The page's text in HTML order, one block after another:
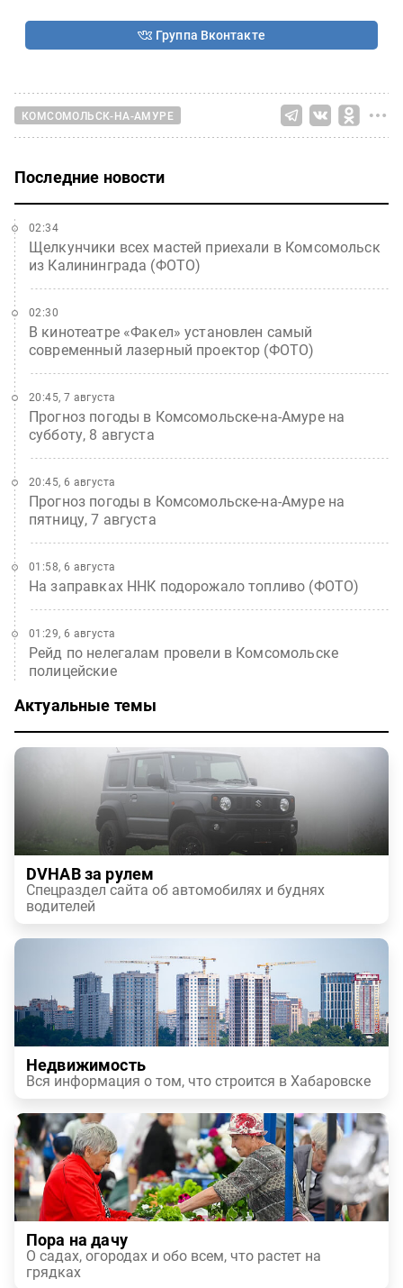
Группа Вконтакте
КОМСОМОЛЬСК-НА-АМУРЕ
Последние новости
Щелкунчики всех мастей приехали в Комсомольск
из Калининграда (ФОТО)
02:34
В кинотеатре «Факел» установлен самый
современный лазерный проектор (ФОТО)
02:30
Прогноз погоды в Комсомольске-на-Амуре на
субботу, 8 августа
20:45, 7 августа
Прогноз погоды в Комсомольске-на-Амуре на
пятницу, 7 августа
20:45, 6 августа
На заправках ННК подорожало топливо (ФОТО)
01:58, 6 августа
Рейд по нелегалам провели в Комсомольске
полицейские
01:29, 6 августа
Актуальные темы
DVHAB за рулем
Спецраздел сайта об автомобилях и буднях
водителей
Недвижимость
Вся информация о том, что строится в Хабаровске
Пора на дачу
О садах, огородах и обо всем, что растет на
грядках